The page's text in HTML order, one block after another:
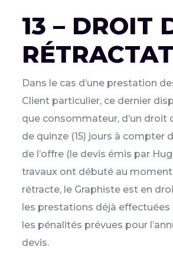
13 – DROIT
Dans le cas d’une prestation
Client particulier, ce dernier
que consommateur, d’un droit
de quinze (15) jours à compter
de l’offre (le devis émis par
travaux ont débuté au
rétracte, le Graphiste est en
les prestations déjà
les pénalités prévues pour
devis.